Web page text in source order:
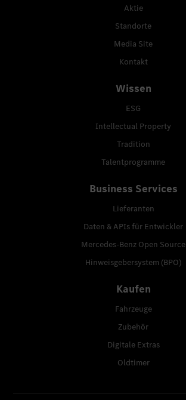
Aktie
Standorte
Media Site
Kontakt
Wissen
ESG
Intellectual Property
Tradition
Talentprogramme
Business Services
Lieferanten
Daten & APIs für Entwickler
Mercedes-Benz Open Source
Hinweisgebersystem (BPO)
Kaufen
Fahrzeuge
Zubehör
Digitale Extras
Oldtimer